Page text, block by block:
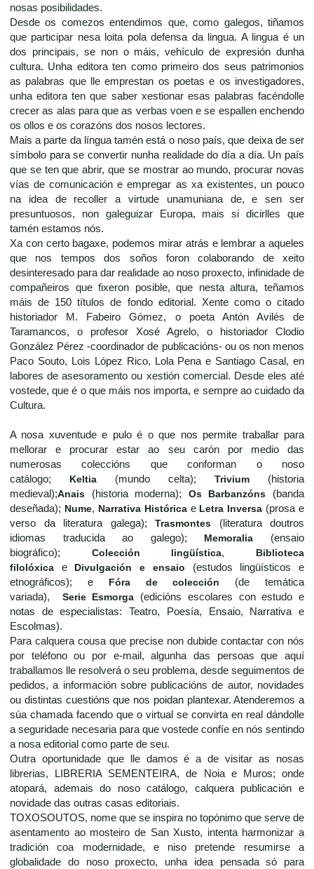
nosas posibilidades.
Desde os comezos entendimos que, como galegos, tiñamos
que participar nesa loita pola defensa da lingua. A lingua é un
dos principais, se non o máis, vehículo de expresión dunha
cultura. Unha editora ten como primeiro dos seus patrimonios
as palabras que lle emprestan os poetas e os investigadores,
unha editora ten que saber xestionar esas palabras facéndolle
crecer as alas para que as verbas voen e se espallen enchendo
os ollos e os corazóns dos nosos lectores.
Mais a parte da língua tamén está o noso país, que deixa de ser
símbolo para se convertir nunha realidade do día a día. Un país
que se ten que abrir, que se mostrar ao mundo, procurar novas
vías de comunicación e empregar as xa existentes, un pouco
na idea de recoller a virtude unamuniana de, e sen ser
presuntuosos, non galeguizar Europa, mais si dicirlles que
tamén estamos nós.
Xa con certo bagaxe, podemos mirar atrás e lembrar a aqueles
que nos tempos dos soños foron colaborando de xeito
desinteresado para dar realidade ao noso proxecto, infinidade de
compañeiros que fixeron posible, que nesta altura, teñamos
máis de 150 títulos de fondo editorial. Xente como o citado
historiador M. Fabeiro Gómez, o poeta Antón Avilés de
Taramancos, o profesor Xosé Agrelo, o historiador Clodio
González Pérez -coordinador de publicacións- ou os non menos
Paco Souto, Lois López Rico, Lola Pena e Santiago Casal, en
labores de asesoramento ou xestión comercial. Desde eles até
vostede, que é o que máis nos importa, e sempre ao cuidado da
Cultura.
A nosa xuventude e pulo é o que nos permite traballar para
mellorar e procurar estar ao seu carón por medio das
numerosas coleccións que conforman o noso
catálogo; Keltia (mundo celta); Trivium (historia
medieval);Anais (historia moderna); Os Barbanzóns (banda
deseñada); Nume, Narrativa Históricae Letra Inversa (prosa e
verso da literatura galega); Trasmontes (literatura doutros
idiomas traducida ao galego); Memoralia (ensaio
biográfico); Colección lingüística, Biblioteca
filolóxica e Divulgación e ensaio (estudos lingüísticos e
etnográficos); e Fóra de colección (de temática
variada), Serie Esmorga (edicións escolares con estudo e
notas de especialistas: Teatro, Poesía, Ensaio, Narrativa e
Escolmas).
Para calquera cousa que precise non dubide contactar con nós
por teléfono ou por e-mail, algunha das persoas que aquí
traballamos lle resolverá o seu problema, desde seguimentos de
pedidos, a información sobre publicacións de autor, novidades
ou distintas cuestións que nos poidan plantexar. Atenderemos a
súa chamada facendo que o virtual se convirta en real dándolle
a seguridade necesaria para que vostede confíe en nós sentindo
a nosa editorial como parte de seu.
Outra oportunidade que lle damos é a de visitar as nosas
librerias, LIBRERIA SEMENTEIRA, de Noia e Muros; onde
atopará, ademais do noso catálogo, calquera publicación e
novidade das outras casas editoriais.
TOXOSOUTOS, nome que se inspira no topónimo que serve de
asentamento ao mosteiro de San Xusto, intenta harmonizar a
tradición coa modernidade, e niso pretende resumirse a
globalidade do noso proxecto, unha idea pensada só para